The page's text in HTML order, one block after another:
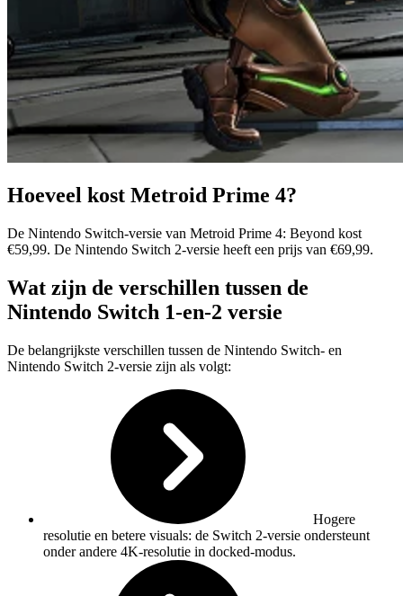
Hoeveel kost Metroid Prime 4?
De Nintendo Switch-versie van Metroid Prime 4: Beyond kost
€59,99. De Nintendo Switch 2-versie heeft een prijs van €69,99.
Wat zijn de verschillen tussen de
Nintendo Switch 1-en-2 versie
De belangrijkste verschillen tussen de Nintendo Switch- en
Nintendo Switch 2-versie zijn als volgt:
Hogere
resolutie en betere visuals: de Switch 2-versie ondersteunt
onder andere 4K-resolutie in docked-modus.